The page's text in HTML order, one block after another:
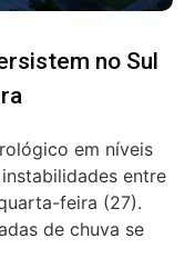
no Sul
em níveis
entre
feira (27).
de chuva se